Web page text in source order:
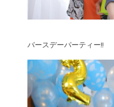
バースデーパーティー!!